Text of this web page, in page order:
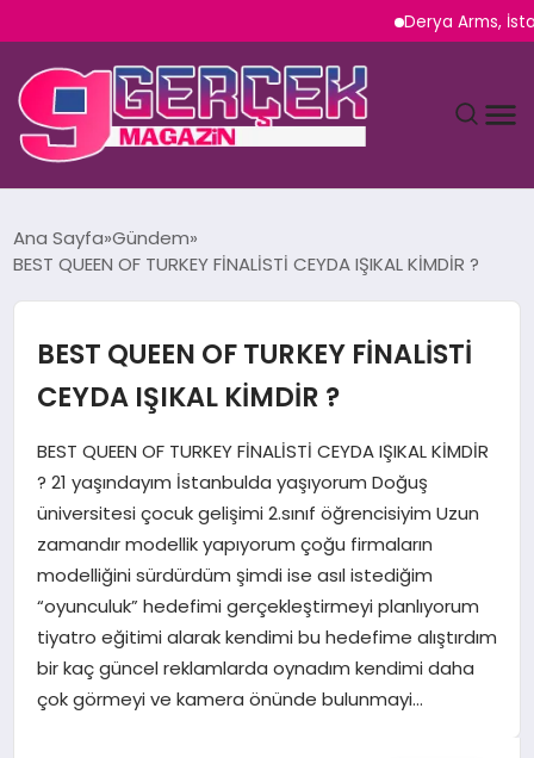
Derya Arms, İstanbul
YAŞAM
SPOR
TEKNOLOJI
EKONOMI
DÜNYA
Ana Sayfa Gündem
BEST QUEEN OF TURKEY FİNALİSTİ CEYDA IŞIKAL KİMDİR ?
BEST QUEEN OF TURKEY FİNALİSTİ
CEYDA IŞIKAL KİMDİR ?
BEST QUEEN OF TURKEY FİNALİSTİ CEYDA IŞIKAL KİMDİR
? 21 yaşındayım İstanbulda yaşıyorum Doğuş
üniversitesi çocuk gelişimi 2.sınıf öğrencisiyim Uzun
zamandır modellik yapıyorum çoğu firmaların
modelliğini sürdürdüm şimdi ise asıl istediğim
“oyunculuk” hedefimi gerçekleştirmeyi planlıyorum
tiyatro eğitimi alarak kendimi bu hedefime alıştırdım
bir kaç güncel reklamlarda oynadım kendimi daha
çok görmeyi ve kamera önünde bulunmayi…